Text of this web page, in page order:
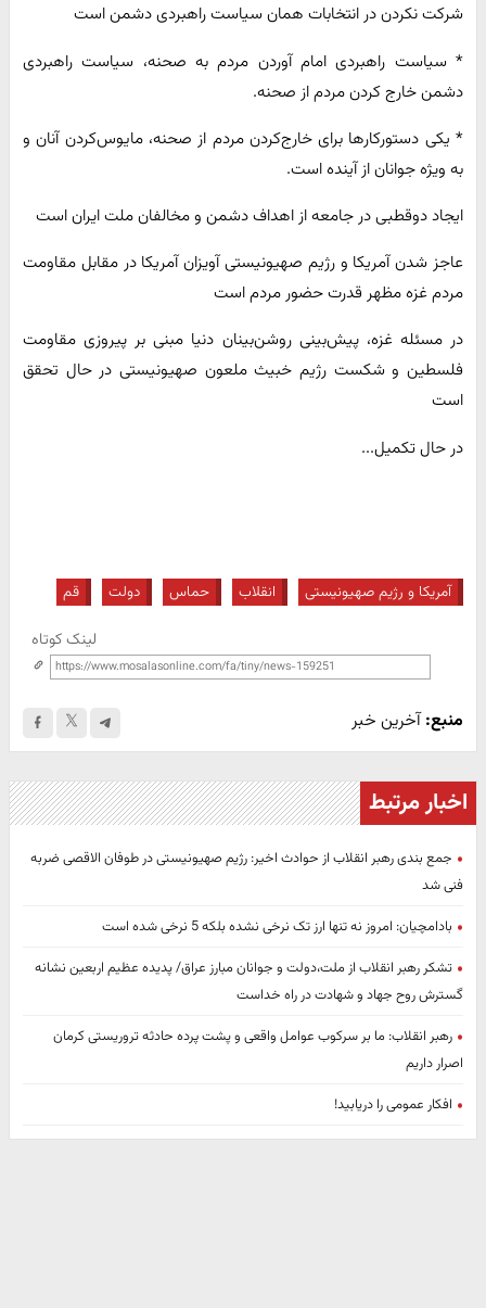
شرکت نکردن در انتخابات همان سیاست راهبردی دشمن است
* سیاست راهبردی امام آوردن مردم به صحنه، سیاست راهبردی
دشمن خارج کردن مردم از صحنه.
* یکی دستورکارها برای خارج‌کردن مردم از صحنه، مایوس‌کردن آنان و
به ویژه جوانان از آینده است.
ایجاد دوقطبی در جامعه از اهداف دشمن و مخالفان ملت ایران است
عاجز شدن آمریکا و رژیم صهیونیستی آویزان آمریکا در مقابل مقاومت
مردم غزه مظهر قدرت حضور مردم است
در مسئله غزه، پیش‌بینی روشن‌بینان دنیا مبنی بر پیروزی مقاومت
فلسطین و شکست رژیم خبیث ملعون صهیونیستی در حال تحقق
است
در حال تکمیل...
آمریکا و رژیم صهیونیستی انقلاب حماس دولت قم
لینک کوتاه
منبع:آخرین خبر
اخبار مرتبط
جمع بندی رهبر انقلاب از حوادث اخیر: رژیم صهیونیستی در طوفان الاقصی ضربه
فنی شد
بادامچیان: امروز نه تنها ارز تک نرخی نشده بلکه 5 نرخی شده است
تشکر رهبر انقلاب از ملت،دولت و جوانان مبارز عراق/ پدیده‌ عظیم‌ اربعین نشانه
گسترش روح جهاد و شهادت در راه خداست
رهبر انقلاب: ما بر سرکوب عوامل واقعی و پشت پرده حادثه تروریستی کرمان
اصرار داریم
افکار عمومی را دریابید!